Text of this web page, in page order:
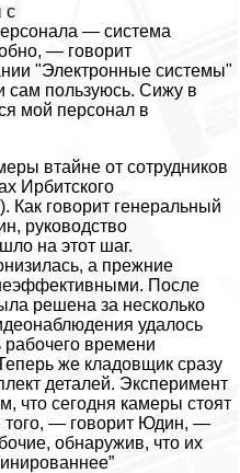
с
— система
— говорит
"Электронные системы"
сам пользуюсь. Сижу в
мой персонал в
втайне от сотрудников
Ирбитского
Как говорит генеральный
руководство
на этот шаг.
а прежние
После
решена за несколько
удалось
времени
же кладовщик сразу
деталей. Эксперимент
что сегодня камеры стоят
того, — говорит Юдин, —
обнаружив, что их